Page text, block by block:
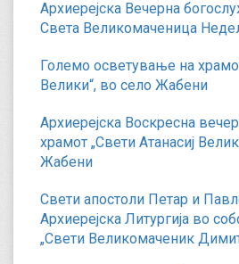
Архиерејска Вечерна
Света Великомаченица
Големо осветување на
Велики“, во село Жабени
Архиерејска Воскресна
храмот „Свети Атанасиј
Жабени
Свети апостоли Петар и
Архиерејска Литургија во
„Свети Великомаченик